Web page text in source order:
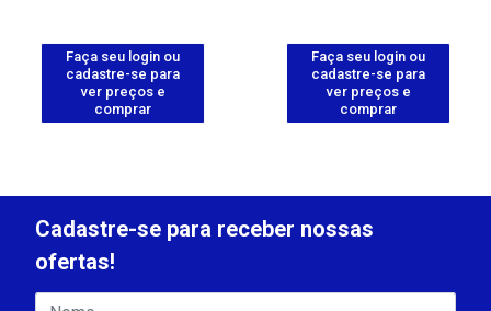
Faça seu login ou
cadastre-se para
ver preços e
comprar
Faça seu login ou
cadastre-se para
ver preços e
comprar
Cadastre-se para receber nossas
ofertas!